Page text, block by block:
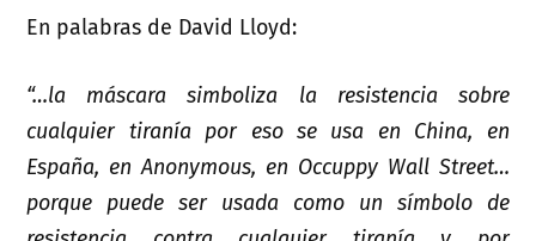
En palabras de David Lloyd:
“…la máscara simboliza la resistencia sobre
cualquier tiranía por eso se usa en China, en
España, en Anonymous, en Occuppy Wall Street…
porque puede ser usada como un símbolo de